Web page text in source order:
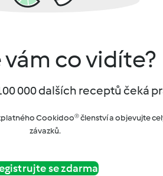
vám co vidíte?
000 dalších receptů čeká
Cookidoo® členství a objevujte
závazků.
se zdarma